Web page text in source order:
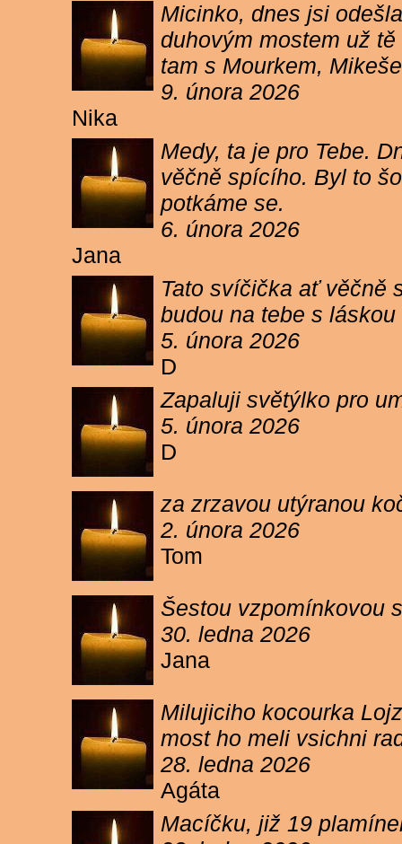
Micinko, dnes jsi
duhovým mostem už
tam s Mourkem,
9. února 2026
Nika
Medy, ta je pro Tebe.
věčně spícího. Byl to
potkáme se.
6. února 2026
Jana
Tato svíčička ať věčně
budou na tebe s
5. února 2026
D
Zapaluji světýlko pro
5. února 2026
D
za zrzavou utýranou
2. února 2026
Tom
Šestou vzpomínkovou
30. ledna 2026
Jana
Milujiciho kocourka
most ho meli vsichni
28. ledna 2026
Agáta
Macíčku, již 19